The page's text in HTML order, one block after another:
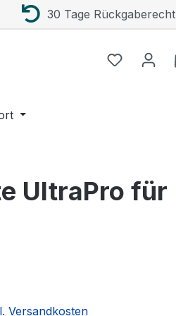
30 Tage Rückgaberecht
UltraPro für
Versandkosten